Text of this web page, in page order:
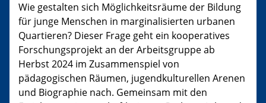
Wie gestalten sich Möglichkeitsräume der Bildung
für junge Menschen in marginalisierten urbanen
Quartieren? Dieser Frage geht ein kooperatives
Forschungsprojekt an der Arbeitsgruppe ab
Herbst 2024 im Zusammenspiel von
pädagogischen Räumen, jugendkulturellen Arenen
und Biographie nach. Gemeinsam mit den